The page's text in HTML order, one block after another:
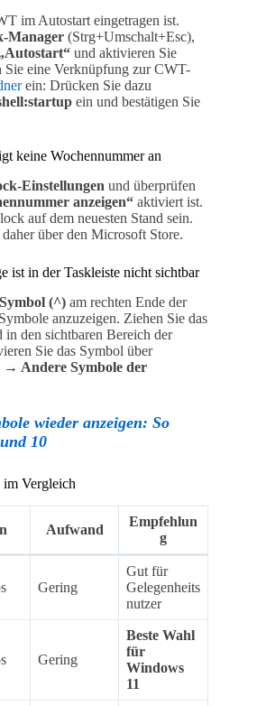
im Autostart eingetragen ist.
Manager (Strg+Umschalt+Esc),
und aktivieren Sie
Sie eine Verknüpfung zur CWT-
ein: Drücken Sie dazu
ein und bestätigen Sie
keine Wochennummer an
Einstellungen und überprüfen
anzeigen“ aktiviert ist.
auf dem neuesten Stand sein.
über den Microsoft Store.
ist in der Taskleiste nicht sichtbar
(^) am rechten Ende der
anzuzeigen. Ziehen Sie das
den sichtbaren Bereich der
Sie das Symbol über
→ Andere Symbole der
wieder anzeigen: So
10
Vergleich
Aufwand
Empfehlun
g
Gering
Gut für
Gelegenheits
nutzer
Gering
Beste Wahl
für
Windows
11